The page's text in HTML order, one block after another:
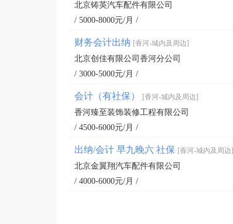
北京铸英汽车配件有限公司
/ 5000-8000元/月 /
财务会计出纳 [香河-城内及周边]
北京创佳有限公司香河分公司
/ 3000-5000元/月 /
会计（有社保） [香河-城内及周边]
香河臻至装饰装修工程有限公司
/ 4500-6000元/月 /
出纳/会计 早九晚六 社保 [香河-城内及周边]
北京金翼翔汽车配件有限公司
/ 4000-6000元/月 /